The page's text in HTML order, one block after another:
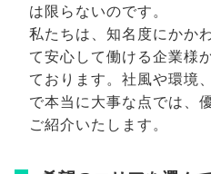
は限らないのです。
私たちは、知名度にかか
て安心して働ける企業様
ております。社風や環境
で本当に大事な点では、
ご紹介いたします。